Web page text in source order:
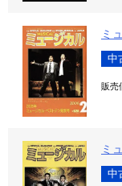
ミ
中
販売
ミ
中